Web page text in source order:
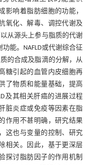
影响着脂肪细胞的功能，
氧化、解毒、调控代谢及
以从源头上参与脂质的代谢
能。NAFLD或代谢综合征
的合成及脂滴的分解，从
糖引起的血管内皮细胞再
了物质和能量基础，提高
及其相关肝癌的进展过程
脏炎症或免疫等因素在脂
作用不甚明确，研究结果
这也与变量的控制、研究
相关。因此，基于更深层
探讨脂肪因子的作用机制